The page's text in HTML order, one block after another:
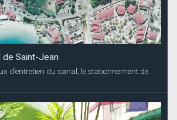
de Saint-Jean
d’entretien du canal, le stationnement de